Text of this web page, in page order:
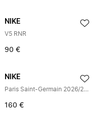
NIKE
V5 RNR
90 €
NIKE
Paris Saint-Germain 2026/27 Match Home Aero-FIT Authentic Shirt
160 €